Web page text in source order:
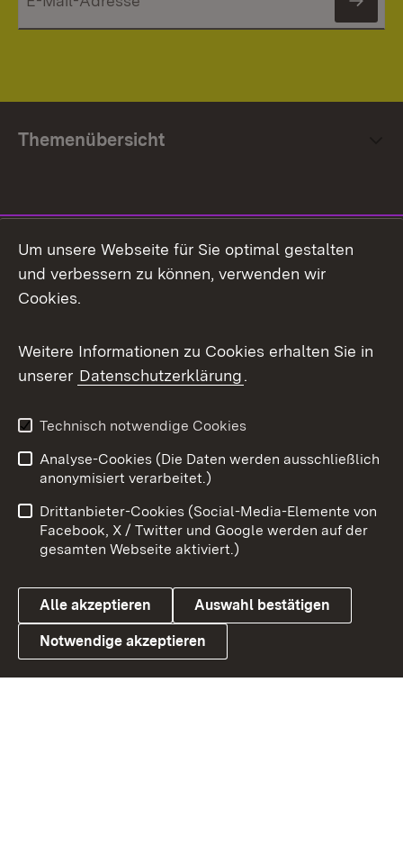
Themenübersicht
Facebook
X / Twitter
Youtube
Link zum Landesportal
Impressum
Kontakt
Barrierefreiheit
Datenschutz
Cookies
Um unsere Webseite für Sie optimal gestalten
und verbessern zu können, verwenden wir
Cookies.
Weitere Informationen zu Cookies erhalten Sie in
unserer Datenschutzerklärung.
Technisch notwendige Cookies
Analyse-Cookies (Die Daten werden ausschließlich
anonymisiert verarbeitet.)
Drittanbieter-Cookies (Social-Media-Elemente von
Facebook, X / Twitter und Google werden auf der
gesamten Webseite aktiviert.)
Alle akzeptieren Auswahl bestätigen
Notwendige akzeptieren